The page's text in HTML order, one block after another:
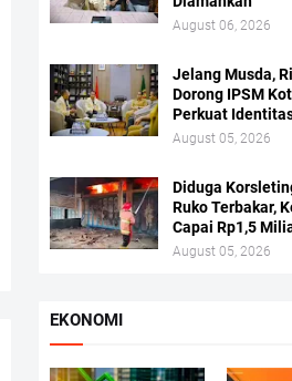
August 06, 2026
Jelang Musda,
Dorong IPSM
Perkuat
August 05, 2026
Diduga
Ruko Terbakar,
Capai Rp1,5
August 05, 2026
EKONOMI